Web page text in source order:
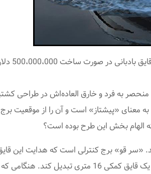
به معنای «پیشتاز» است و آن را از موقعیت
دیگر در مورد برج کنترل این است که می تواند از گردن